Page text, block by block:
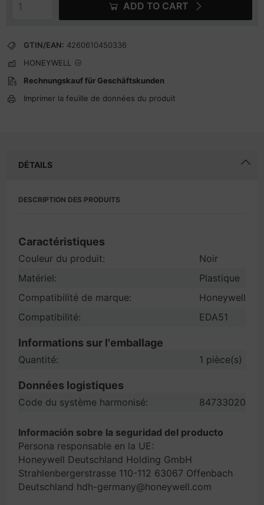
ADD TO CART
GTIN/EAN: 4260610450336
HONEYWELL
Rechnungskauf für Geschäftskunden
Imprimer la feuille de données du produit
DÉTAILS
DESCRIPTION DES PRODUITS
Caractéristiques
Couleur du produit:
Noir
Matériel:
Plastique
Compatibilité de marque:
Honeywell
Compatibilité:
EDA51
Informations sur l'emballage
Quantité: 1 pièce(s)
Données logistiques
Code du système harmonisé: 84733020
Información sobre la seguridad del producto
Persona responsable en la UE:
Honeywell Deutschland Holding GmbH
Strahlenbergerstrasse 110-112 63067 Offenbach
Deutschland hdh-germany@honeywell.com